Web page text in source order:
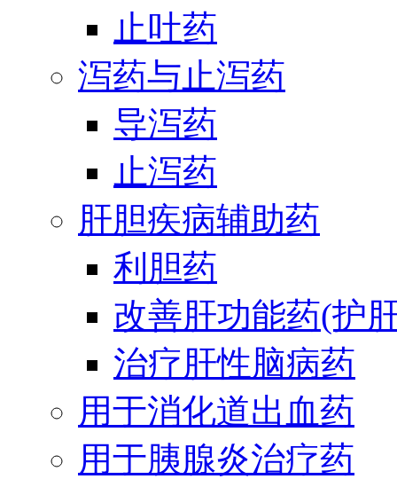
止吐药
泻药与止泻药
导泻药
止泻药
肝胆疾病辅助药
利胆药
改善肝功能药(护
治疗肝性脑病药
用于消化道出血药
用于胰腺炎治疗药